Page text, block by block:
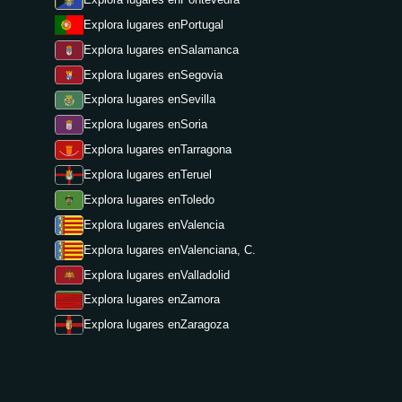
Explora lugares enPortugal
Explora lugares enSalamanca
Explora lugares enSegovia
Explora lugares enSevilla
Explora lugares enSoria
Explora lugares enTarragona
Explora lugares enTeruel
Explora lugares enToledo
Explora lugares enValencia
Explora lugares enValenciana, C.
Explora lugares enValladolid
Explora lugares enZamora
Explora lugares enZaragoza